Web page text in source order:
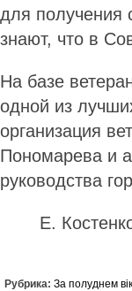
для получения
знают, что в
На базе
одной из
организация
Пономарева и
руководства
Е.
Рубрика: За полуднем